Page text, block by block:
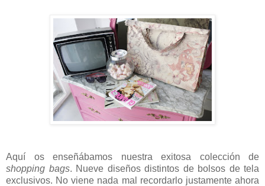
Aquí os enseñábamos nuestra exitosa colección de
shopping bags. Nueve diseños distintos de bolsos de tela
exclusivos. No viene nada mal recordarlo justamente ahora